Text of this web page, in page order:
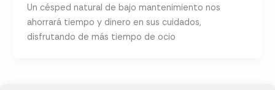
Un césped natural de bajo mantenimiento nos
ahorrará tiempo y dinero en sus cuidados,
disfrutando de más tiempo de ocio